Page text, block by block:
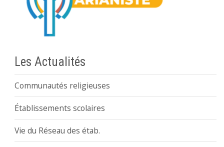
Les Actualités
Communautés religieuses
Établissements scolaires
Vie du Réseau des étab.